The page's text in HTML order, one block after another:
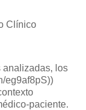
Clínico
analizadas, los
eg9af8pS))
paciente.